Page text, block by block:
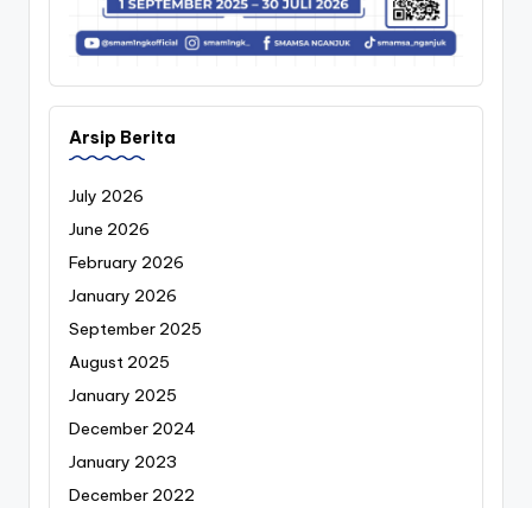
Arsip Berita
July 2026
June 2026
February 2026
January 2026
September 2025
August 2025
January 2025
December 2024
January 2023
December 2022